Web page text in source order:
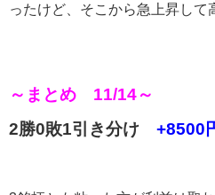
ったけど、そこから急上昇して
～まとめ 11/14～
2勝0敗1引き分け +8500